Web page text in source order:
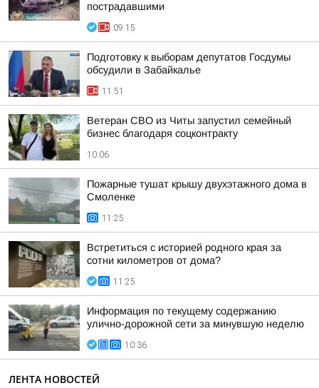
пострадавшими
09:15
Подготовку к выборам депутатов Госдумы
обсудили в Забайкалье
11:51
Ветеран СВО из Читы запустил семейный
бизнес благодаря соцконтракту
10:06
Пожарные тушат крышу двухэтажного дома в
Смоленке
11:25
Встретиться с историей родного края за
сотни километров от дома?
11:25
Информация по текущему содержанию
улично-дорожной сети за минувшую неделю
10:36
ЛЕНТА НОВОСТЕЙ